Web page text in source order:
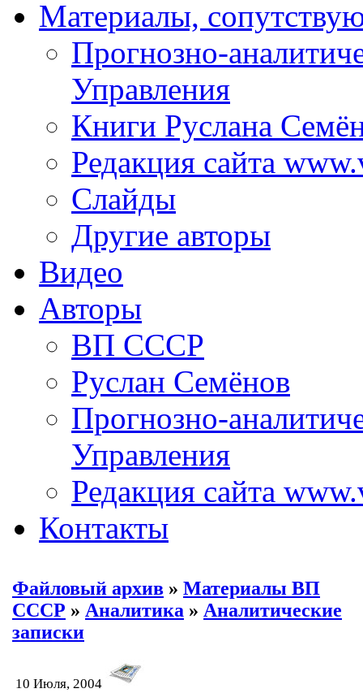
Материалы,
Прогнозно-
Управления
Книги Руслана
Редакция сайта
Слайды
Другие авторы
Видео
Авторы
ВП СССР
Руслан Семёнов
Прогнозно-
Управления
Редакция сайта
Контакты
Файловый архив » Материалы ВП
СССР » Аналитика » Аналитические
записки
10 Июля, 2004